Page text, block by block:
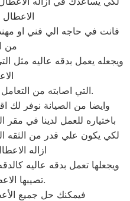
الاعطال
فانت في حاجه الي فني او
من
ويجعله يعمل بدقه عاليه مثل
التي اصابته من التعامل معه بطريقه غير صحيحه.
وايضا من الصيانة نوفر لك
باختياره للعمل لدينا في مقر
لكي يكون علي قدر من الثقه
ازاله
ويجعلها تعمل بدقه عاليه
تصيبها الاعطال المختلفه.
فيمكنك حل جميع